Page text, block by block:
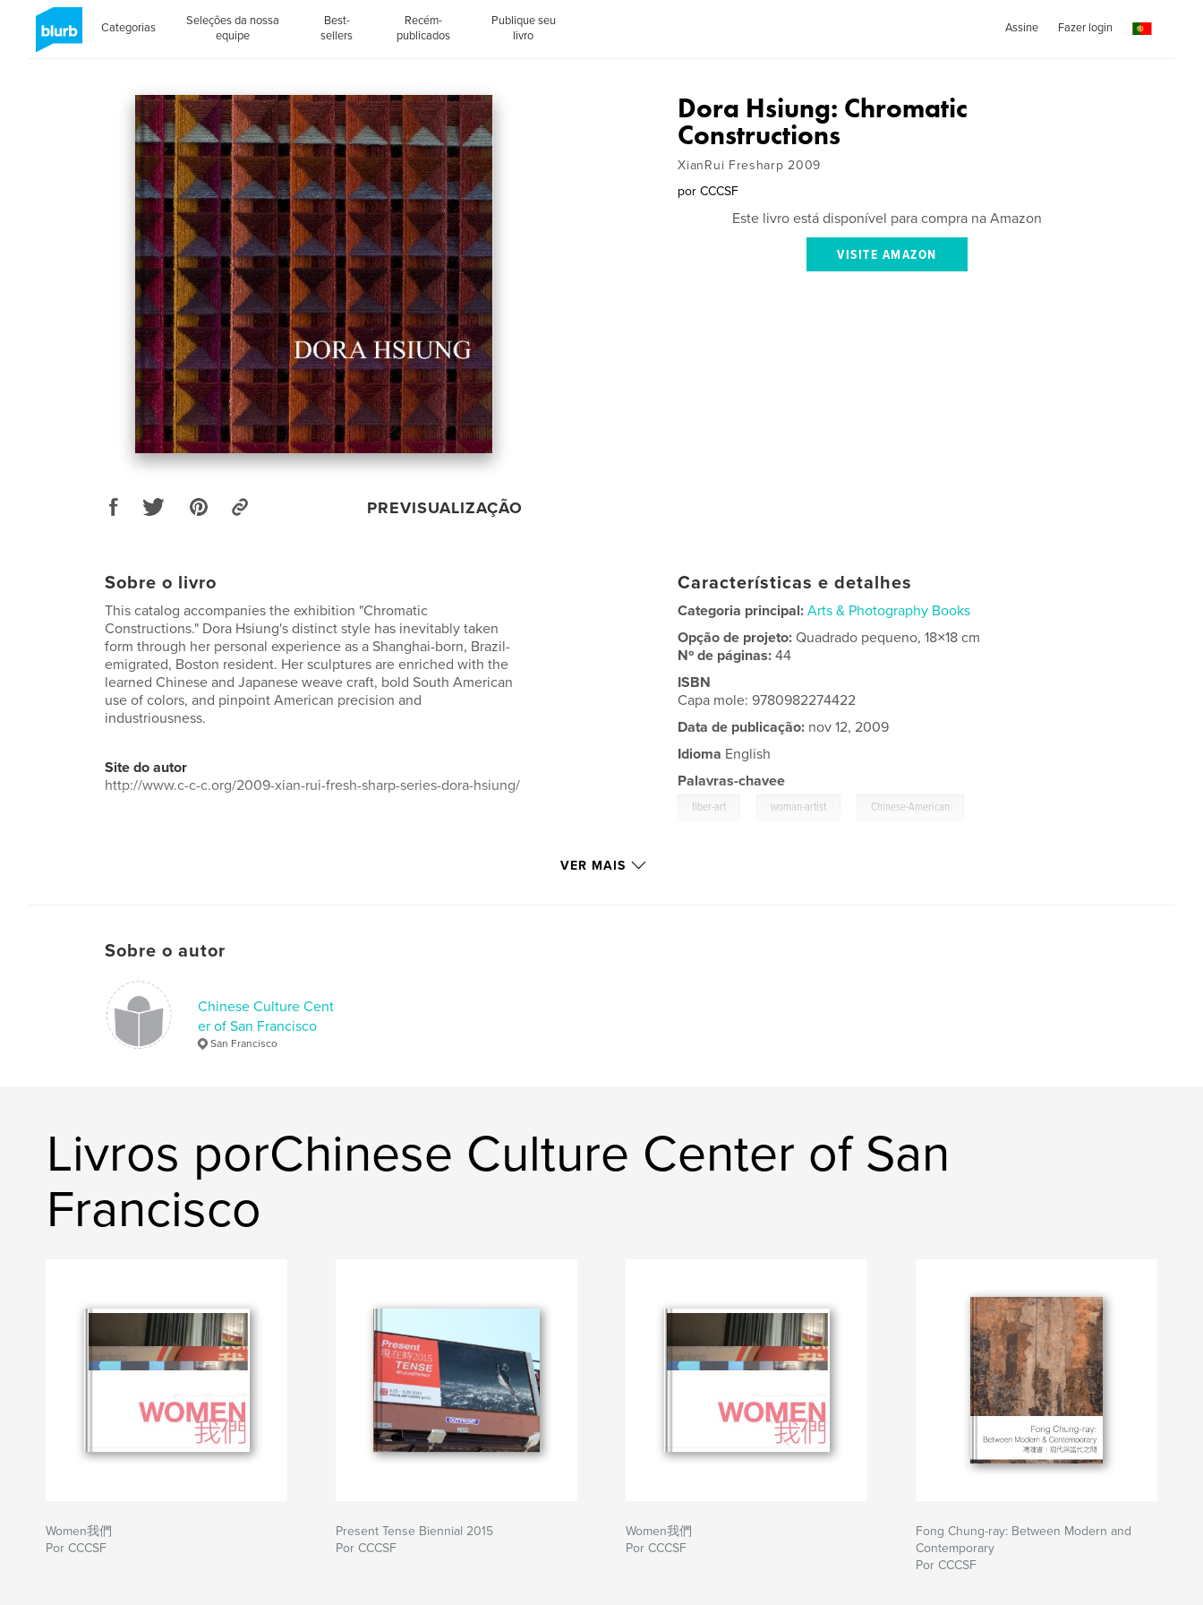
Categorias
Seleções da nossa
equipe
Best-
sellers
Recém-
publicados
Publique seu
livro
Assine Fazer login
PREVISUALIZAÇÃO
Dora Hsiung: Chromatic
Constructions
XianRui Fresharp 2009
por CCCSF
Este livro está disponível para compra na Amazon
VISITE AMAZON
Sobre o livro
This catalog accompanies the exhibition "Chromatic
Constructions." Dora Hsiung's distinct style has inevitably taken
form through her personal experience as a Shanghai-born, Brazil-
emigrated, Boston resident. Her sculptures are enriched with the
learned Chinese and Japanese weave craft, bold South American
use of colors, and pinpoint American precision and
industriousness.
Site do autor
http://www.c-c-c.org/2009-xian-rui-fresh-sharp-series-dora-hsiung/
Características e detalhes
Categoria principal: Arts & Photography Books
Opção de projeto:Quadrado pequeno, 18×18 cm
Nº de páginas:44
ISBN
Capa mole: 9780982274422
Data de publicação: nov 12, 2009
Idioma English
Palavras-chavee
fiber-art woman-artist Chinese-American
VER MAIS
Sobre o autor
Chinese Culture Cent
er of San Francisco
San Francisco
Livros porChinese Culture Center of San
Francisco
Women我們
Por CCCSF
Present Tense Biennial 2015
Por CCCSF
Women我們
Por CCCSF
Fong Chung-ray: Between Modern and
Contemporary
Por CCCSF